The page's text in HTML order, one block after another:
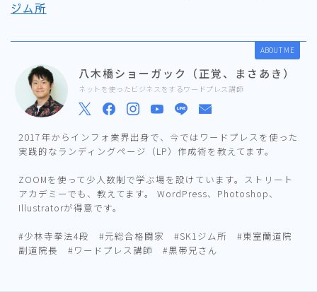
ジム所
ABOUT ME
八木橋ショーガック（正覚、まさあき）
ネットを使ったビジネスをするワードプレス講師
2017年からインフォ業界出身で、今ではワードプレスを使った
実践的なランディングページ（LP）作成術を教えてます。
ZOOMを使って少人数制で学ぶ場を設けています。ストリート
アカデミーでも、教えてます。 WordPress、Photoshop、
Illustratorが得意です。
#少林寺拳法4段 #元総合格闘家 #SK1ジム所 #東室蘭道院
副道院長 #ワードプレス講師 #黒帯兄さん